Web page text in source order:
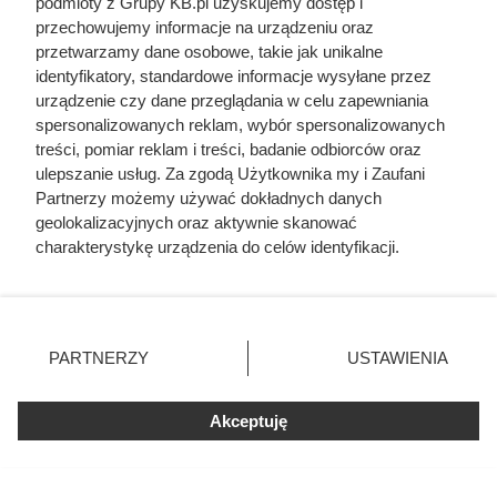
Doprowadził do śmierci większej
liczby ludzi niż Hitler i Stalin
przechowujemy informacje na urządzeniu oraz
przetwarzamy dane osobowe, takie jak unikalne
identyfikatory, standardowe informacje wysyłane przez
urządzenie czy dane przeglądania w celu zapewniania
spersonalizowanych reklam, wybór spersonalizowanych
treści, pomiar reklam i treści, badanie odbiorców oraz
ulepszanie usług. Za zgodą Użytkownika my i Zaufani
Partnerzy możemy używać dokładnych danych
geolokalizacyjnych oraz aktywnie skanować
charakterystykę urządzenia do celów identyfikacji.
zmienić/wycofać klikając przycisk ustawień prywatności
znajdujący się w lewym dolnym rogu strony. Niektóre
użytkownika, ale masz prawo sprzeciwić się takiemu
przetwarzaniu. Preferencje będą miały zastosowania tylko
PARTNERZY USTAWIENIA
Akceptuję